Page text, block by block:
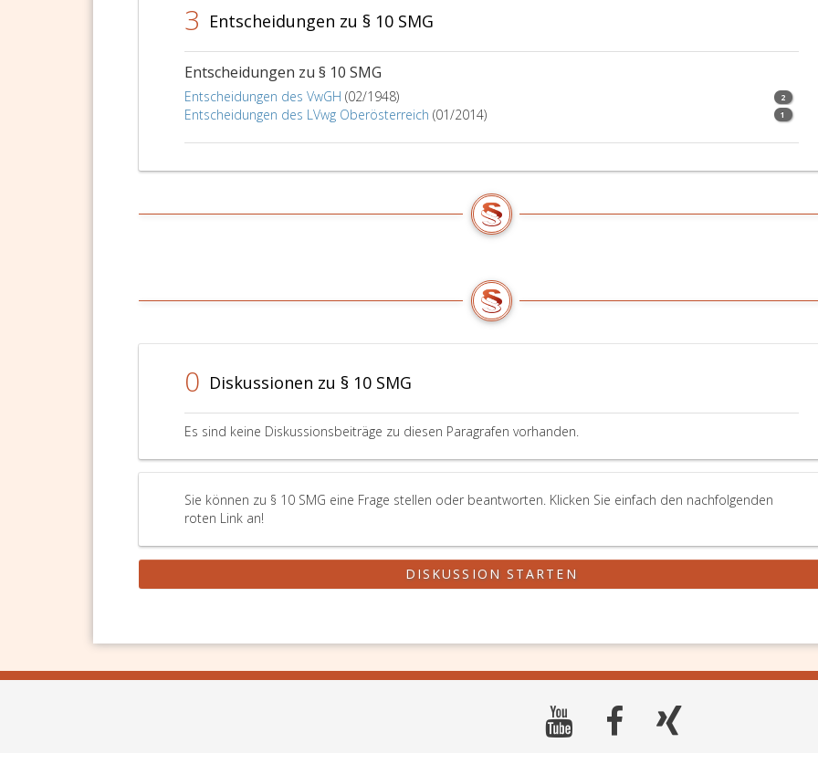
3 Entscheidungen zu § 10 SMG
Entscheidungen zu § 10 SMG
Entscheidungen des VwGH (02/1948) 2
Entscheidungen des LVwg Oberösterreich (01/2014) 1
0 Diskussionen zu § 10 SMG
Es sind keine Diskussionsbeiträge zu diesen Paragrafen vorhanden.
Sie können zu § 10 SMG eine Frage stellen oder beantworten. Klicken Sie einfach den nachfolgenden
roten Link an!
DISKUSSION STARTEN